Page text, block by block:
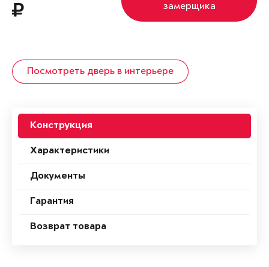
замерщика
Посмотреть дверь в интерьере
Конструкция
Характеристики
Документы
Гарантия
Возврат товара